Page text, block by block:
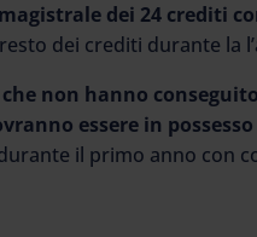
dei 24 crediti
dei crediti durante la
non hanno
essere in possesso
il primo anno con